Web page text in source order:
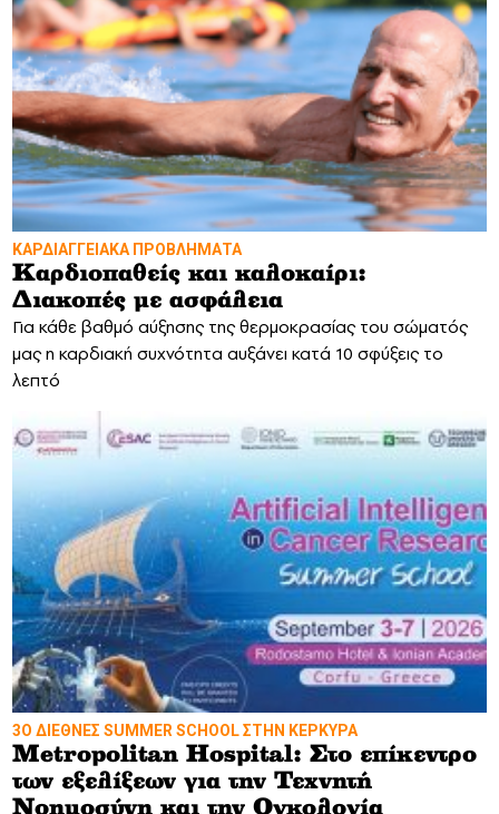
ΚΑΡΔΙΑΓΓΕΙΑΚΑ ΠΡΟΒΛΗΜΑΤΑ
Καρδιοπαθείς και καλοκαίρι:
Διακοπές με ασφάλεια
Για κάθε βαθμό αύξησης της θερμοκρασίας του σώματός
μας η καρδιακή συχνότητα αυξάνει κατά 10 σφύξεις το
λεπτό
3Ο ΔΙΕΘΝΕΣ SUMMER SCHOOL ΣΤΗΝ ΚΕΡΚΥΡΑ
Metropolitan Hospital: Στο επίκεντρο
των εξελίξεων για την Τεχνητή
Νοημοσύνη και την Ογκολογία